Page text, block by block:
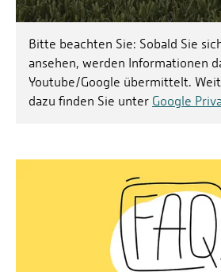
Bitte beachten Sie: Sobald Sie
ansehen, werden Informationen
Youtube/Google übermittelt.
dazu finden Sie unter Google